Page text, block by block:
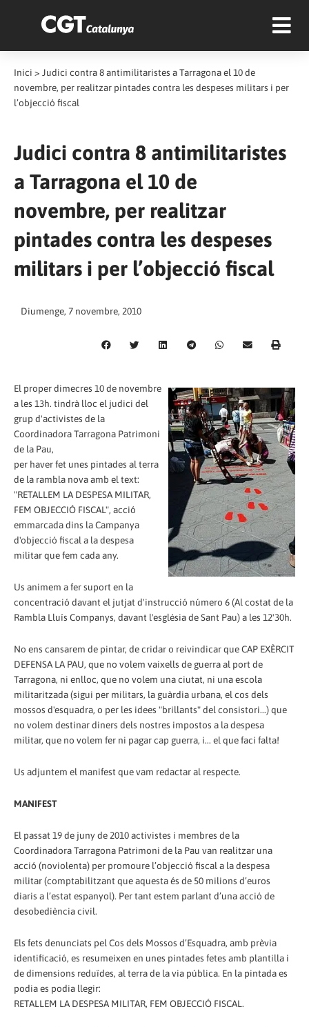
Inici > Judici contra 8 antimilitaristes a Tarragona el 10 de
novembre, per realitzar pintades contra les despeses militars i per
l’objecció fiscal
Judici contra 8 antimilitaristes
a Tarragona el 10 de
novembre, per realitzar
pintades contra les despeses
militars i per l’objecció fiscal
Diumenge, 7 novembre, 2010
El proper dimecres 10 de novembre
a les 13h. tindrà lloc el judici del
grup d'activistes de la
Coordinadora Tarragona Patrimoni
de la Pau,
per haver fet unes pintades al terra
de la rambla nova amb el text:
"RETALLEM LA DESPESA MILITAR,
FEM OBJECCIÓ FISCAL", acció
emmarcada dins la Campanya
d'objecció fiscal a la despesa
militar que fem cada any.
Us animem a fer suport en la
concentració davant el jutjat d'instrucció número 6 (Al costat de la
Rambla Lluís Companys, davant l'església de Sant Pau) a les 12'30h.
No ens cansarem de pintar, de cridar o reivindicar que CAP EXÈRCIT
DEFENSA LA PAU, que no volem vaixells de guerra al port de
Tarragona, ni enlloc, que no volem una ciutat, ni una escola
militaritzada (sigui per militars, la guàrdia urbana, el cos dels
mossos d'esquadra, o per les idees "brillants" del consistori...) que
no volem destinar diners dels nostres impostos a la despesa
militar, que no volem fer ni pagar cap guerra, i... el que faci falta!
Us adjuntem el manifest que vam redactar al respecte.
MANIFEST
El passat 19 de juny de 2010 activistes i membres de la
Coordinadora Tarragona Patrimoni de la Pau van realitzar una
acció (noviolenta) per promoure l’objecció fiscal a la despesa
militar (comptabilitzant que aquesta és de 50 milions d’euros
diaris a l’estat espanyol). Per tant estem parlant d’una acció de
desobediència civil.
Els fets denunciats pel Cos dels Mossos d’Esquadra, amb prèvia
identificació, es resumeixen en unes pintades fetes amb plantilla i
de dimensions reduïdes, al terra de la via pública. En la pintada es
podia es podia llegir:
RETALLEM LA DESPESA MILITAR, FEM OBJECCIÓ FISCAL.